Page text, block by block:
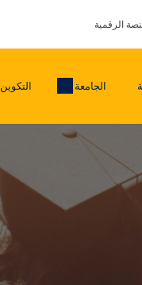
الرقمية
الجامعة التكوين